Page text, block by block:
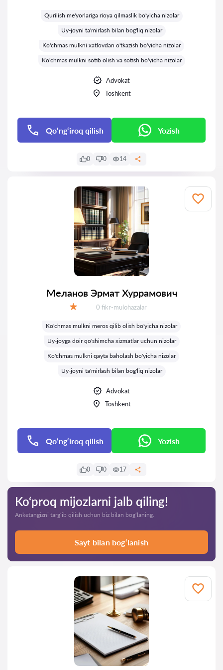
Qurilish me'yorlariga rioya qilmaslik bo'yicha nizolar
Uy-joyni ta'mirlash bilan bog'liq nizolar
Ko'chmas mulkni xatlovdan o'tkazish bo'yicha nizolar
Ko'chmas mulkni sotib olish va sotish bo'yicha nizolar
Advokat
Toshkent
Qo‘ng‘iroq qilish Yozish
0 0 14
Меланов Эрмат Хуррамович
Fikrlar:
0 fikr-mulohazalar
Ko'chmas mulkni meros qilib olish bo'yicha nizolar
Uy-joyga doir qo'shimcha xizmatlar uchun nizolar
Ko'chmas mulkni qayta baholash bo'yicha nizolar
Uy-joyni ta'mirlash bilan bog'liq nizolar
Advokat
Toshkent
Qo‘ng‘iroq qilish Yozish
0 0 17
Ko‘proq mijozlarni jalb qiling!
Anketangizni targ‘ib qilish uchun biz bilan bog‘laning.
Sayt bilan bog‘lanish